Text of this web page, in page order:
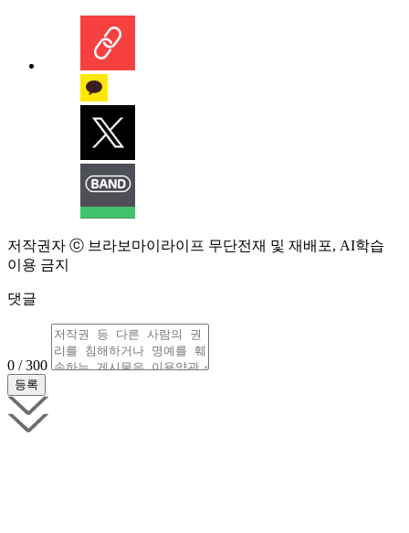
저작권자 ⓒ 브라보마이라이프 무단전재 및 재배포, AI학습
이용 금지
댓글
0 / 300